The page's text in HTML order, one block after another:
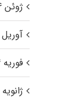
ژوئن 2024
آوریل 2024
فوریه 2024
ژانویه 2024